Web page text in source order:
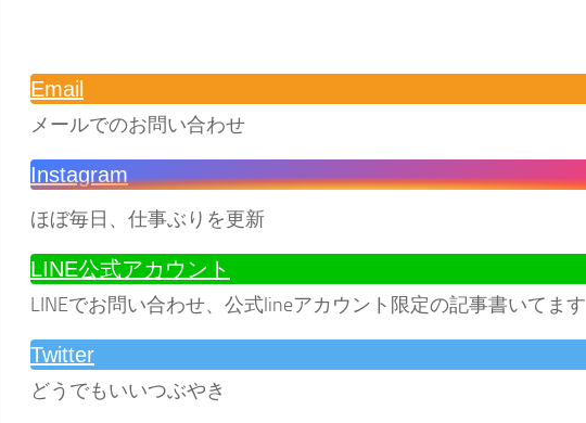
Email
メールでのお問い合わせ
Instagram
ほぼ毎日、仕事ぶりを更新
LINE公式アカウント
LINEでお問い合わせ、公式lineアカウント限定の記事書いてます
Twitter
どうでもいいつぶやき